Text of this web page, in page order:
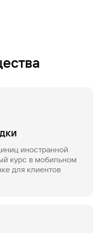
иностранной
курс в мобильном
для клиентов